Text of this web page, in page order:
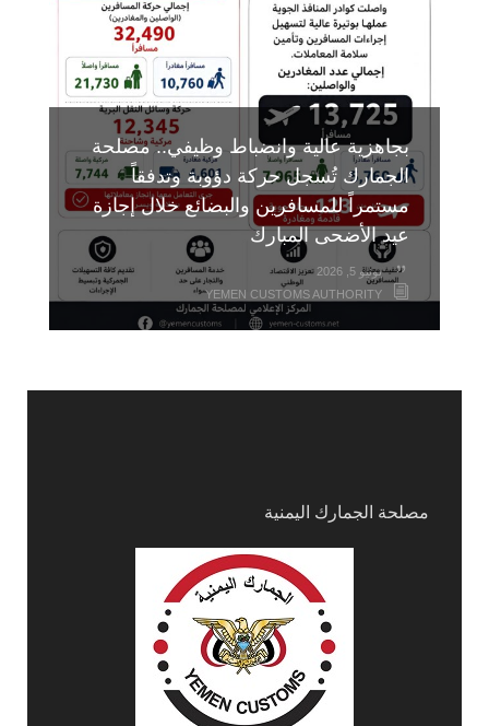
بجاهزية عالية وانضباط وظيفي.. مصلحة
الجمارك تُسجل حركة دؤوبة وتدفقاً
مستمراً للمسافرين والبضائع خلال إجازة
عيد الأضحى المبارك
يونيو 5, 2026
YEMEN CUSTOMS AUTHORITY
مصلحة الجمارك اليمنية